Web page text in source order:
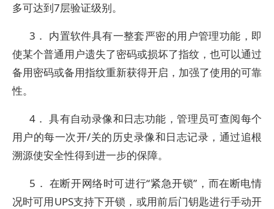
多可达到7层验证级别。
3． 内置软件具有一整套严密的用户管理功能，即
使某个普通用户遗失了密码或损坏了指纹，也可以通过
备用密码或备用指纹重新获得开启，加强了使用的可靠
性。
4． 具有自动录像和日志功能，管理员可查阅每个
用户的每一次开/关的历史录像和日志记录，通过追根
溯源使安全性得到进一步的保障。
5． 在断开网络时可进行“紧急开锁”，而在断电情
况时可用UPS支持下开锁，或用前后门钥匙进行手动开